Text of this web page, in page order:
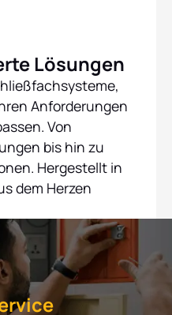
Lösungen
Anforderungen
Von
bis hin zu
Hergestellt in
dem Herzen